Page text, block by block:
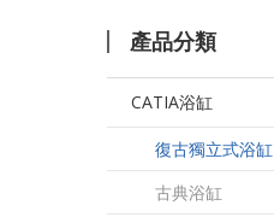
產品分類
CATIA浴缸
復古獨立式浴缸
古典浴缸